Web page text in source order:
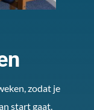
zodat je
start gaat.